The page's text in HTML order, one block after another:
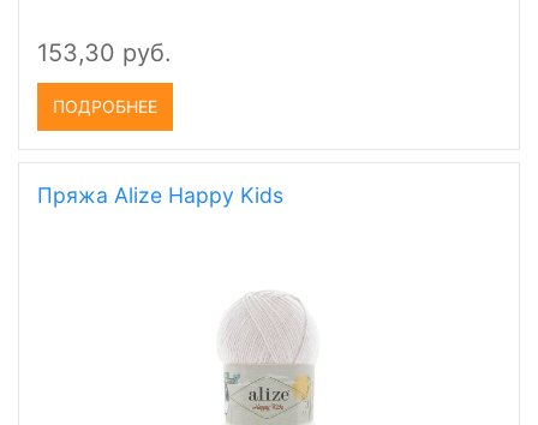
153,30 руб.
ПОДРОБНЕЕ
Пряжа Alize Happy Kids